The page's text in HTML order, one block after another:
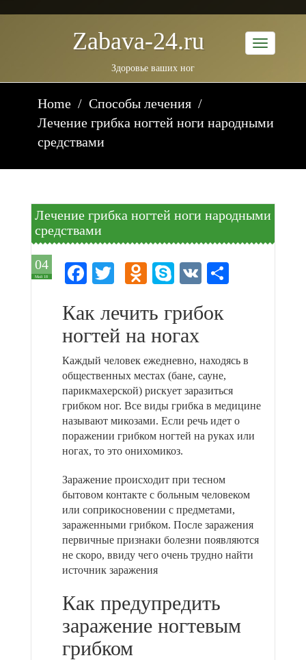
Zabava-24.ru
Здоровье ваших ног
Home
Способы лечения
Лечение грибка ногтей ноги народными
средствами
Лечение грибка ногтей ноги народными
средствами
04
Май 18 Facebook
TwitterOdnoklassniki
Skype
VK
Как лечить грибок
ногтей на ногах
Каждый человек ежедневно, находясь в
общественных местах (бане, сауне,
парикмахерской) рискует заразиться
грибком ног. Все виды грибка в медицине
называют микозами. Если речь идет о
поражении грибком ногтей на руках или
ногах, то это онихомикоз.
Заражение происходит при тесном
бытовом контакте с больным человеком
или соприкосновении с предметами,
зараженными грибком. После заражения
первичные признаки болезни появляются
не скоро, ввиду чего очень трудно найти
источник заражения
Как предупредить
заражение ногтевым
грибком